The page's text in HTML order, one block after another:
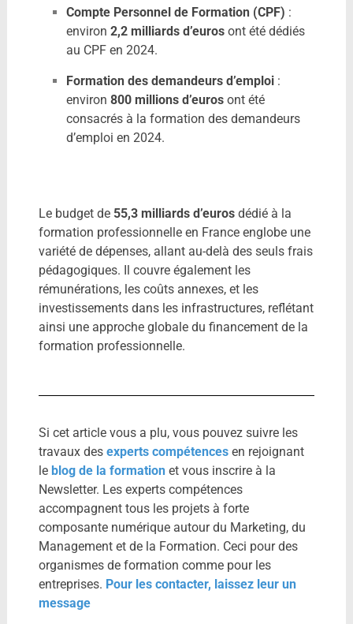
Compte Personnel de Formation (CPF) :
environ 2,2 milliards d’eurosont été dédiés
au CPF en 2024.
Formation des demandeurs d’emploi:
environ 800 millions d’eurosont été
consacrés à la formation des demandeurs
d’emploi en 2024.
Le budget de 55,3 milliards d’eurosdédié à la
formation professionnelle en France englobe une
variété de dépenses, allant au-delà des seuls frais
pédagogiques. Il couvre également les
rémunérations, les coûts annexes, et les
investissements dans les infrastructures, reflétant
ainsi une approche globale du financement de la
formation professionnelle.
Si cet article vous a plu, vous pouvez suivre les
travaux des experts compétencesen rejoignant
le blog de la formation et vous inscrire à la
Newsletter. Les experts compétences
accompagnent tous les projets à forte
composante numérique autour du Marketing, du
Management et de la Formation. Ceci pour des
organismes de formation comme pour les
entreprises. Pour les contacter, laissez leur un
message